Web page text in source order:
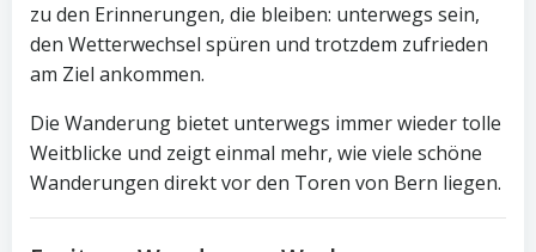
zu den Erinnerungen, die bleiben: unterwegs sein,
den Wetterwechsel spüren und trotzdem zufrieden
am Ziel ankommen.
Die Wanderung bietet unterwegs immer wieder tolle
Weitblicke und zeigt einmal mehr, wie viele schöne
Wanderungen direkt vor den Toren von Bern liegen.